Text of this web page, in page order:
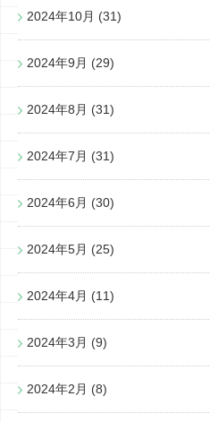
2024年10月 (31)
2024年9月 (29)
2024年8月 (31)
2024年7月 (31)
2024年6月 (30)
2024年5月 (25)
2024年4月 (11)
2024年3月 (9)
2024年2月 (8)